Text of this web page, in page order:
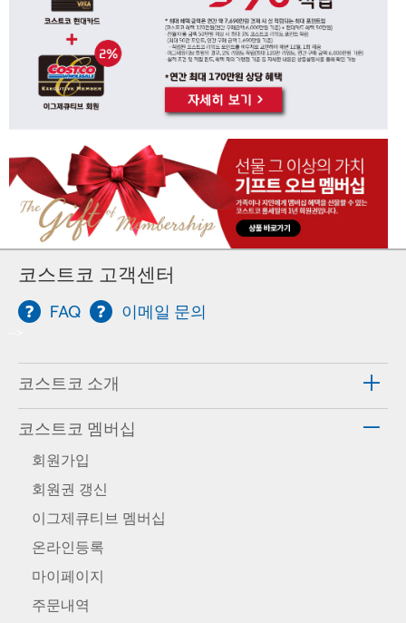
코스트코 고객센터
FAQ 이메일 문의
코스트코 소개
코스트코 멤버십
회원가입
회원권 갱신
이그제큐티브 멤버십
온라인등록
마이페이지
주문내역